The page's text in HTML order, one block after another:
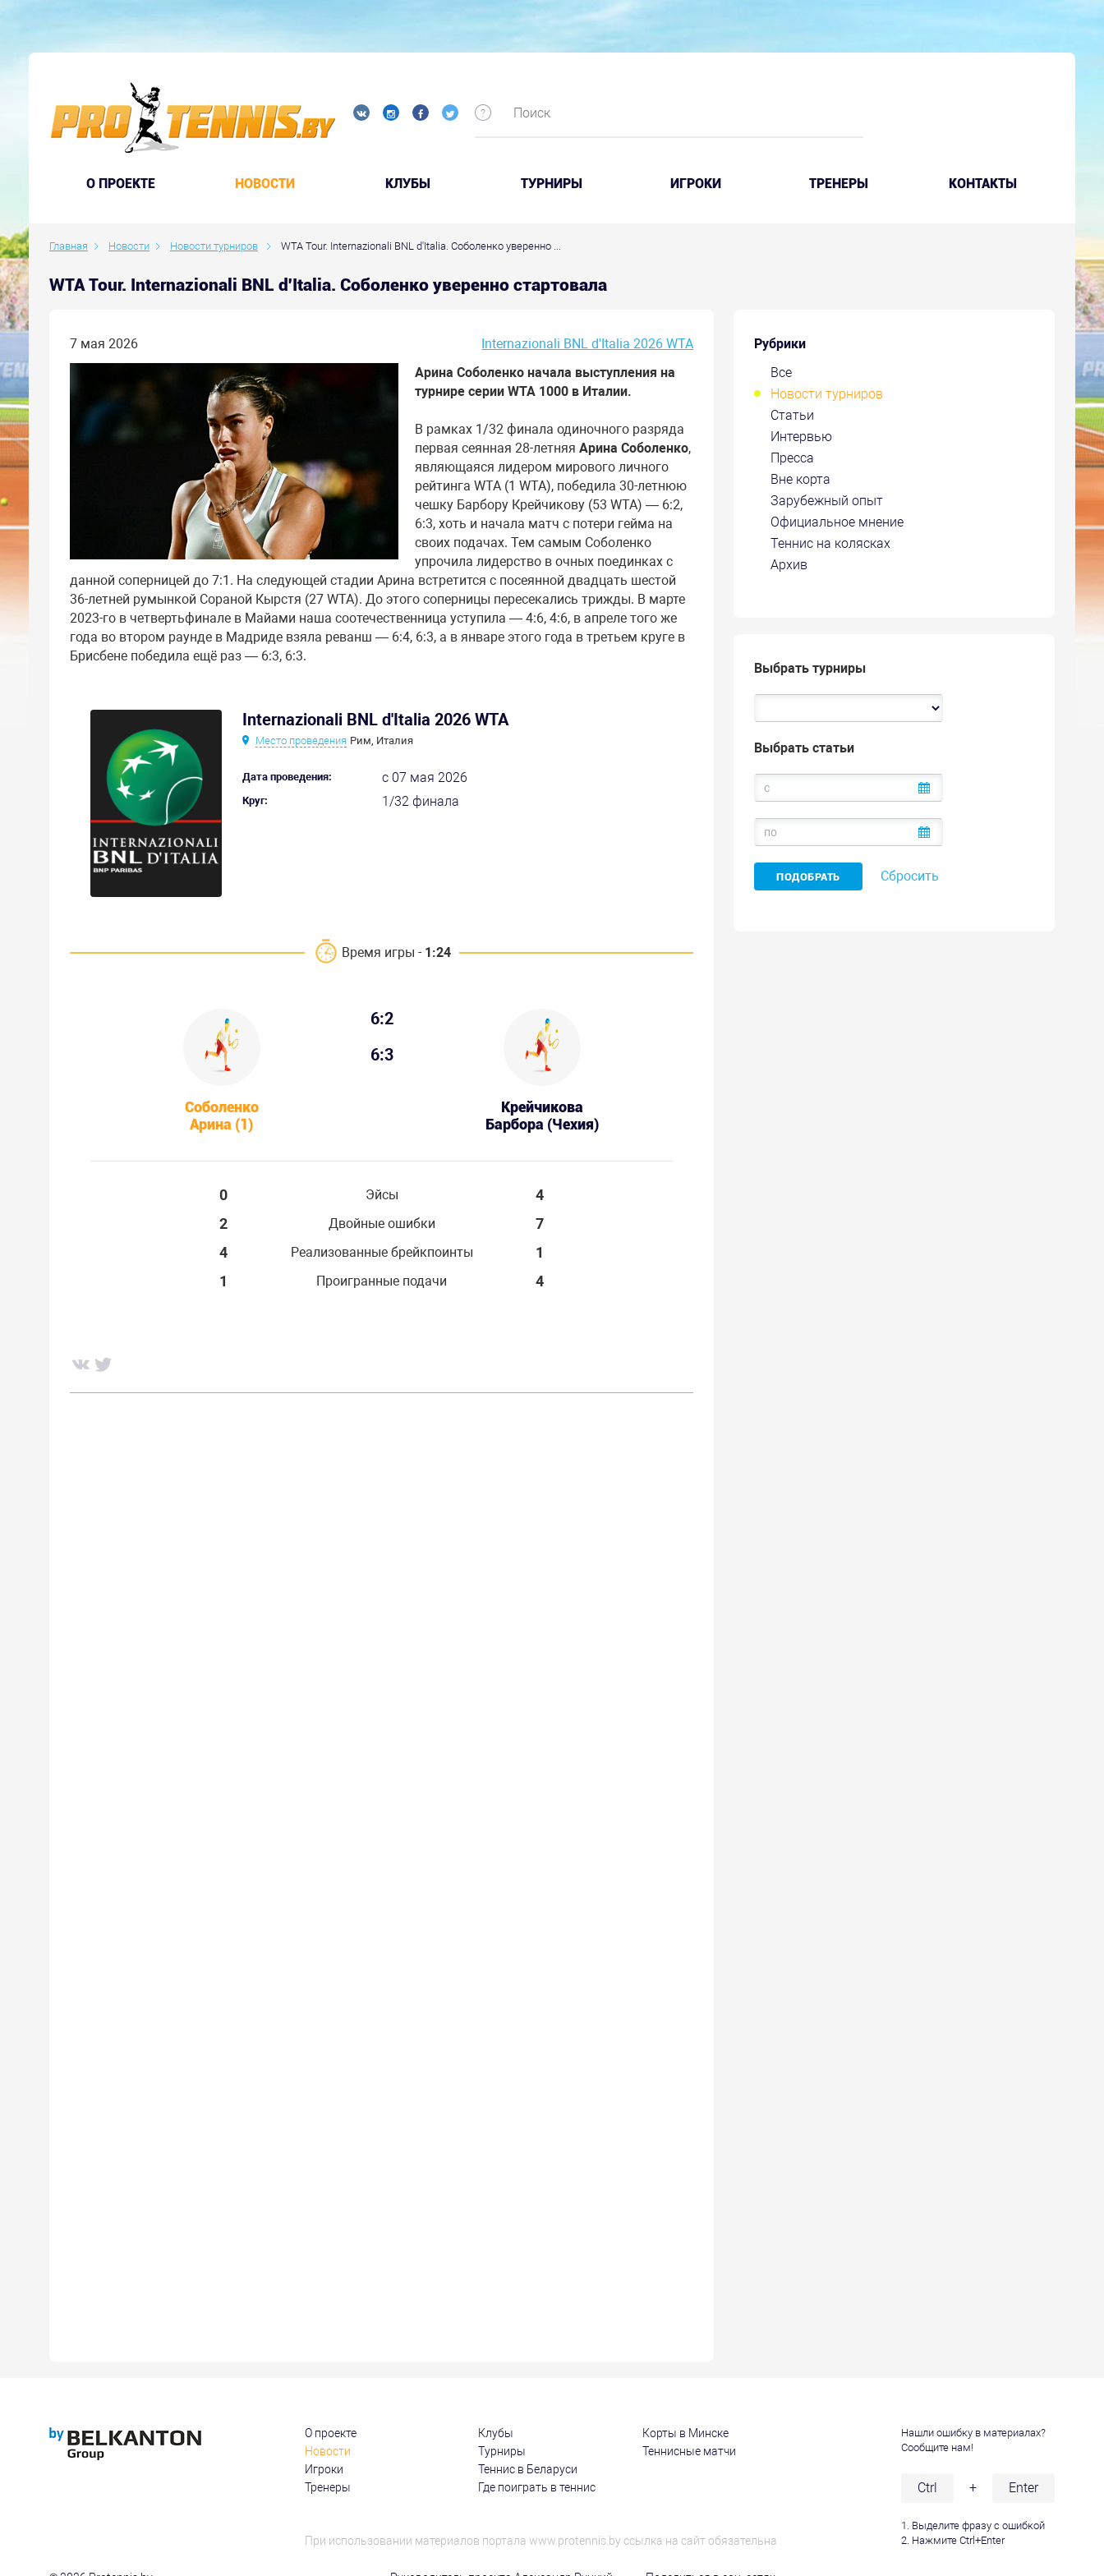
O ПРОЕКТЕ НОВОСТИ КЛУБЫ ТУРНИРЫ ИГРОКИ ТРЕНЕРЫ КОНТАКТЫ
Главная Новости Новости турниров WTA Tour. Internazionali BNL d'Italia. Соболенко уверенно ...
WTA Tour. Internazionali BNL d'Italia. Соболенко уверенно стартовала
Рубрики
Все
Новости турниров
Статьи
Интервью
Пресса
Вне корта
Зарубежный опыт
Официальное мнение
Теннис на колясках
Архив
Выбрать турниры
Выбрать статьи
Сбросить
7 мая 2026
Internazionali BNL d'Italia 2026 WTA
Арина Соболенко начала выступления на
турнире серии WTA 1000 в Италии.
В рамках 1/32 финала одиночного разряда
первая сеянная 28-летняя Арина Соболенко,
являющаяся лидером мирового личного
рейтинга WTA (1 WTA), победила 30-летнюю
чешку Барбору Крейчикову (53 WTA) — 6:2,
6:3, хоть и начала матч с потери гейма на
своих подачах. Тем самым Соболенко
упрочила лидерство в очных поединках с
данной соперницей до 7:1. На следующей стадии Арина встретится с посеянной двадцать шестой
36-летней румынкой Сораной Кырстя (27 WTA). До этого соперницы пересекались трижды. В марте
2023-го в четвертьфинале в Майами наша соотечественница уступила — 4:6, 4:6, в апреле того же
года во втором раунде в Мадриде взяла реванш — 6:4, 6:3, а в январе этого года в третьем круге в
Брисбене победила ещё раз — 6:3, 6:3.
Internazionali BNL d'Italia 2026 WTA
Место проведения Рим, Италия
Дата проведения: с 07 мая 2026
Круг: 1/32 финала
Время игры - 1:24
Соболенко
Арина (1)
6:2
6:3
Крейчикова
Барбора (Чехия)
0 Эйсы
4
2
Двойные ошибки
7
4
Реализованные брейкпоинты
1
1
Проигранные подачи 4
О проекте
Новости
Игроки
Тренеры
Клубы
Турниры
Теннис в Беларуси
Где поиграть в теннис
Корты в Минске
Теннисные матчи
При использовании материалов портала www.protennis.by ссылка на сайт обязательна
Нашли ошибку в материалах?
Сообщите нам!
Ctrl + Enter
1. Выделите фразу с ошибкой
2. Нажмите Ctrl+Enter